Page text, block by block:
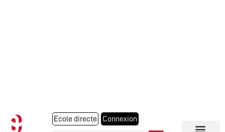
Ecole directe Connexion